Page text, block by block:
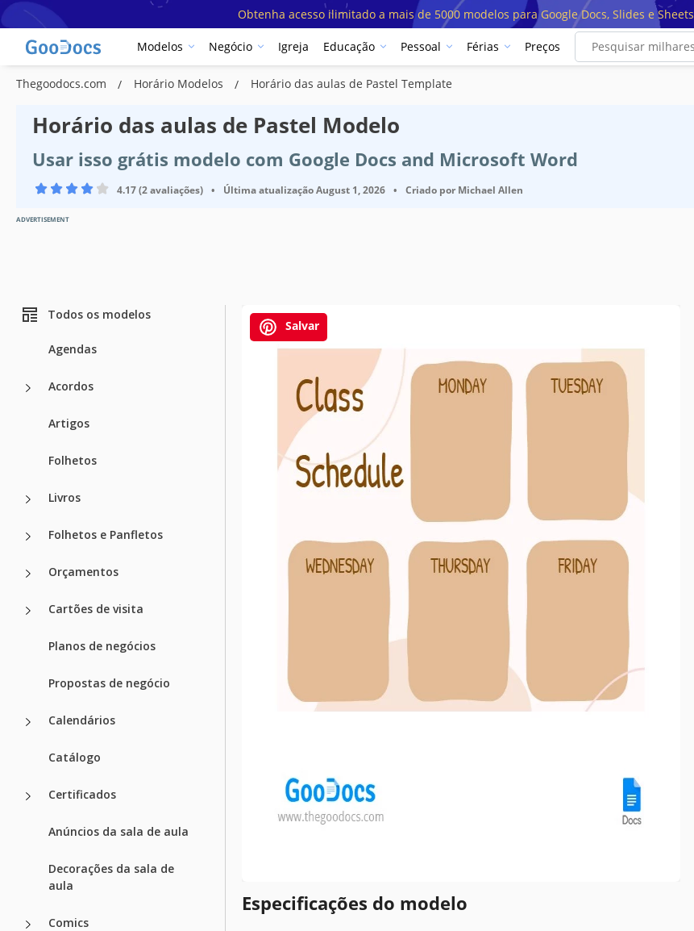
Obtenha acesso ilimitado a mais de 5000 modelos para Google Docs, Slides e Sheets
Modelos Negócio Igreja Educação Pessoal Férias Preços
Thegoodocs.com Horário Modelos Horário das aulas de Pastel Template
Horário das aulas de Pastel Modelo
Usar isso grátis modelo com Google Docs and Microsoft Word
4.17 (2 avaliações) • Última atualizaçãoAugust 1, 2026 • Criado por Michael Allen
ADVERTISEMENT
Todos os modelos
Agendas
Acordos
Artigos
Folhetos
Livros
Folhetos e Panfletos
Orçamentos
Cartões de visita
Planos de negócios
Propostas de negócio
Calendários
Catálogo
Certificados
Anúncios da sala de aula
Decorações da sala de
aula
Comics
Salvar
Especificações do modelo